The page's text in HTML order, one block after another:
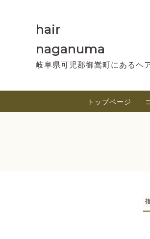
hair
naganuma
岐阜県可児郡御嵩町にあるヘ
トップページ